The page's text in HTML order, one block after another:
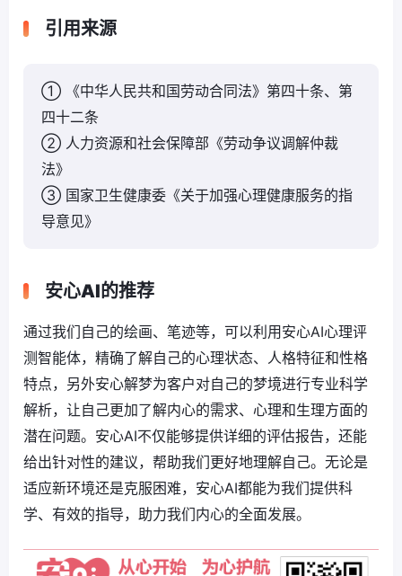
引用来源
① 《中华人民共和国劳动合同法》第四十条、第
四十二条
② 人力资源和社会保障部《劳动争议调解仲裁
法》
③ 国家卫生健康委《关于加强心理健康服务的指
导意见》
安心AI的推荐
通过我们自己的绘画、笔迹等，可以利用安心AI心理评
测智能体，精确了解自己的心理状态、人格特征和性格
特点，另外安心解梦为客户对自己的梦境进行专业科学
解析，让自己更加了解内心的需求、心理和生理方面的
潜在问题。安心AI不仅能够提供详细的评估报告，还能
给出针对性的建议，帮助我们更好地理解自己。无论是
适应新环境还是克服困难，安心AI都能为我们提供科
学、有效的指导，助力我们内心的全面发展。